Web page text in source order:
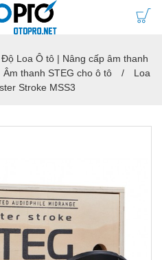
Độ Loa Ô tô | Nâng cấp âm thanh
Âm thanh STEG cho ô tô
Loa
Stroke MSS3